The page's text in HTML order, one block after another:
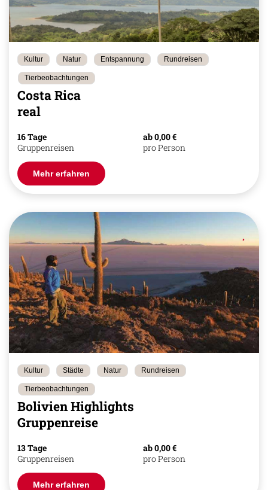
Kultur Natur Entspannung Rundreisen
Tierbeobachtungen
Costa Rica
real
16 Tage
Gruppenreisen
ab 0,00 €
pro Person
Mehr erfahren
Kultur Städte Natur Rundreisen
Tierbeobachtungen
Bolivien Highlights
Gruppenreise
13 Tage
Gruppenreisen
ab 0,00 €
pro Person
Mehr erfahren